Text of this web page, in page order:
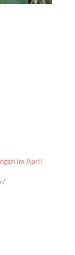
im April